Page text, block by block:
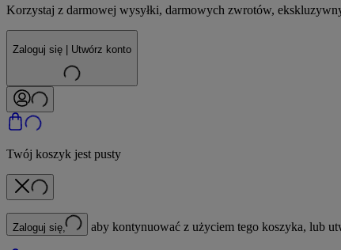
Korzystaj z darmowej wysyłki, darmowych zwrotów,
Zaloguj się | Utwórz konto
Twój koszyk jest pusty
Zaloguj się, aby kontynuować z użyciem tego koszyka, lub